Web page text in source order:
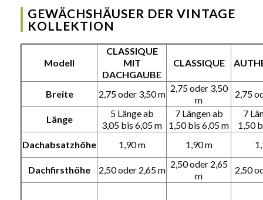
GEWÄCHSHÄUSER DER VINTAGE
KOLLEKTION
Modell
CLASSIQUE
MIT
DACHGAUBE
CLASSIQUE
Breite 2,75 oder 3,50 m
2,75 oder 3,50
m
2,75
Länge
5 Länge ab
3,05 bis 6,05 m
7 Längen ab
1,50 bis 6,05 m
7
1,50
Dachabsatzhöhe
1,90 m 1,90 m
Dachfirsthöhe 2,50 oder 2,65 m
2,50 oder 2,65
m
2,50